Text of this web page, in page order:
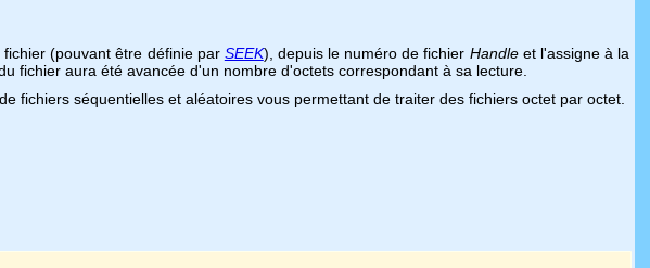
(pouvant être définie par SEEK), depuis le numéro de fichier Handleet l'assigne à la
fichier aura été avancée d'un nombre d'octets correspondant à sa lecture.
fichiers séquentielles et aléatoires vous permettant de traiter des fichiers octet par octet.